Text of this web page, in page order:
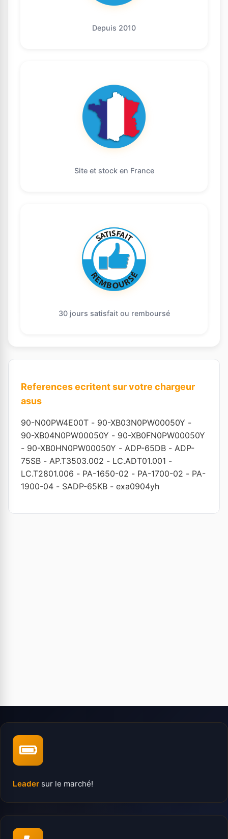
Depuis 2010
Site et stock en France
30 jours satisfait ou remboursé
References ecritent sur votre chargeur
asus
90-N00PW4E00T - 90-XB03N0PW00050Y -
90-XB04N0PW00050Y - 90-XB0FN0PW00050Y
- 90-XB0HN0PW00050Y - ADP-65DB - ADP-
75SB - AP.T3503.002 - LC.ADT01.001 -
LC.T2801.006 - PA-1650-02 - PA-1700-02 - PA-
1900-04 - SADP-65KB - exa0904yh
Leader sur le marché!